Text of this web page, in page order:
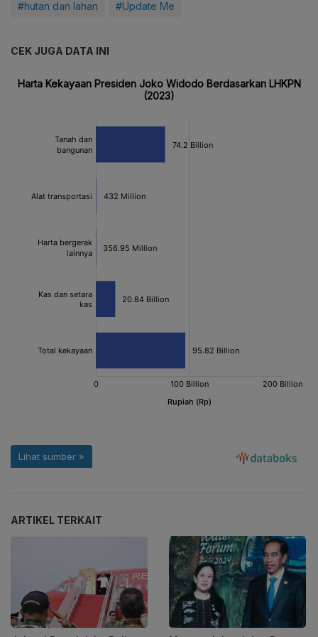
#hutan dan lahan #Update Me
CEK JUGA DATA INI
ARTIKEL TERKAIT